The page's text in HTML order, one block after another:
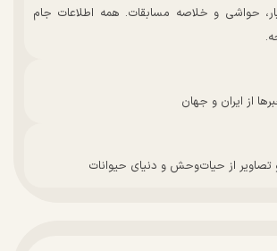
حواشی و خلاصه مسابقات. همه اطلاعات جام
از ایران و جهان
تصاویر از حیات‌وحش و دنیای حیوانات